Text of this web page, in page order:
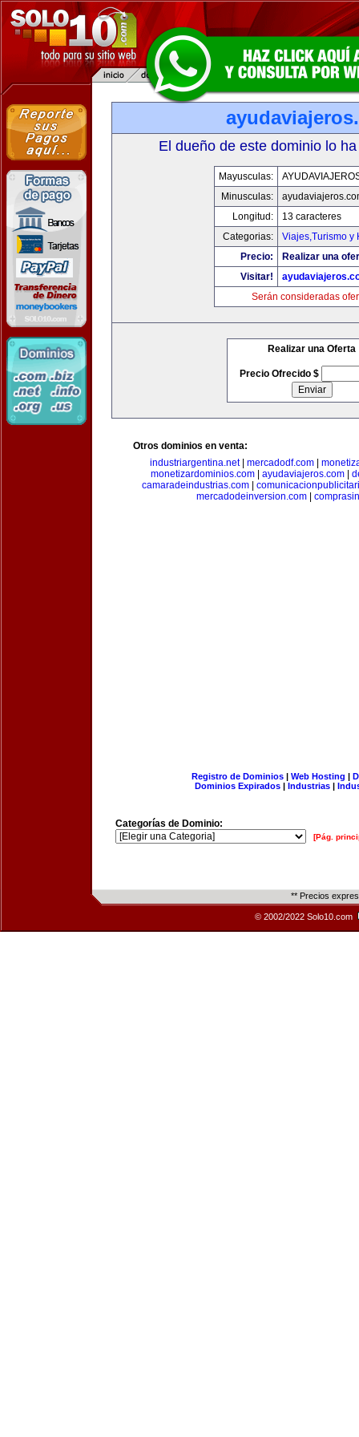
El dueño de este dominio lo
Mayusculas:
Minusculas:
Longitud:
13 caracteres
Categorias:
Viajes,Turismo y
Precio:
Realizar una
Visitar!
Serán consideradas
Realizar una Oferta
Precio Ofrecido $
Otros dominios en venta:
industriargentina.net| mercadodf.com|
monetizardominios.com
ayudaviajeros.com
camaradeindustrias.com|
mercadodeinversion.com|
Registro de Dominios| Web Hosting |
Dominios Expirados | Industrias |
Categorías de Dominio:
[Pág.
** Precios
© 2002/2022 Solo10.com